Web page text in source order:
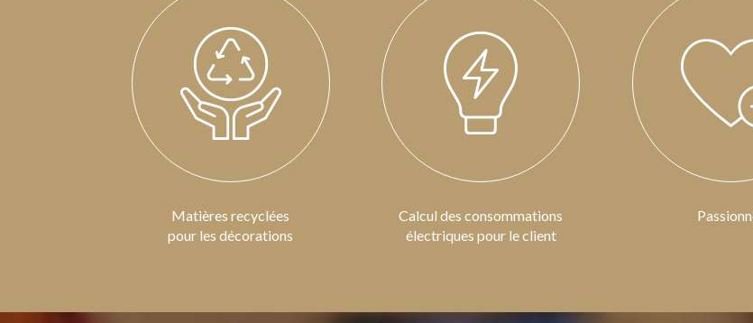
Matières recyclées
pour les décorations
Calcul des consommations
électriques pour le client